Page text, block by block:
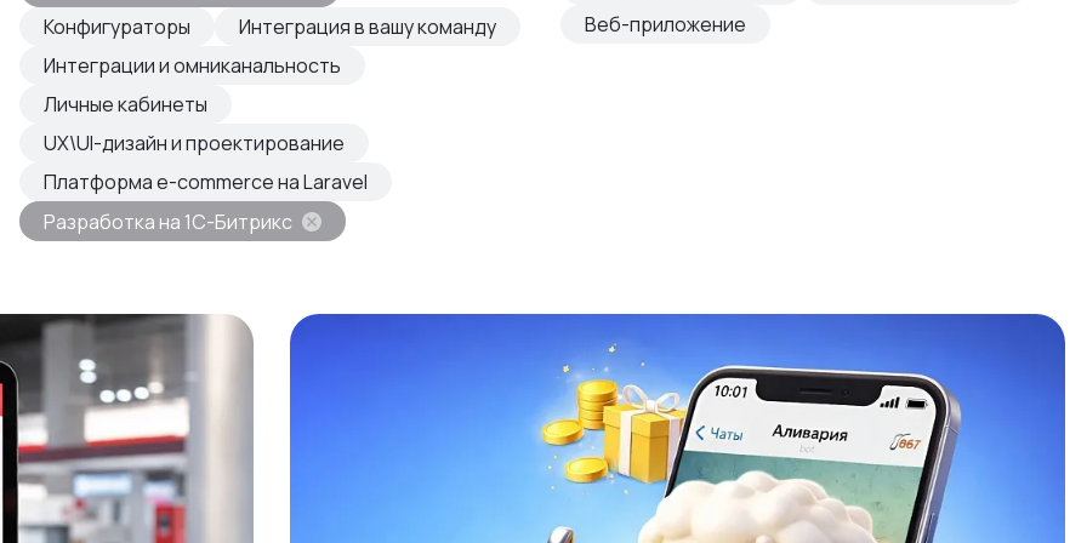
Конфигураторы
Интеграция в вашу команду
Интеграции и омниканальность
Личные кабинеты
UX\UI-дизайн и проектирование
Платформа e-commerce на Laravel
Разработка на 1С-Битрикс
Веб-приложение